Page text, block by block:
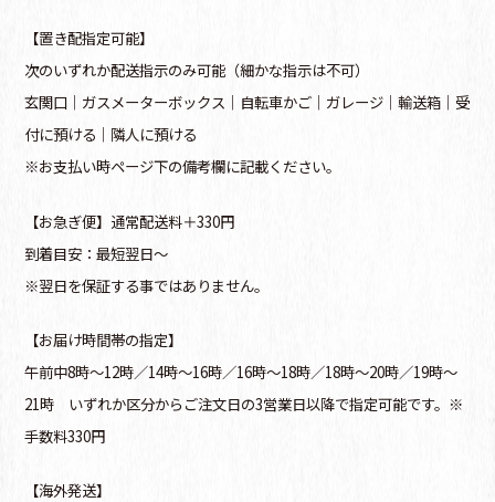
【置き配指定可能】
次のいずれか配送指示のみ可能（細かな指示は不可）
玄関口│ガスメーターボックス│自転車かご│ガレージ│輸送箱│受
付に預ける│隣人に預ける
※お支払い時ページ下の備考欄に記載ください。
【お急ぎ便】通常配送料＋330円
到着目安：最短翌日～
※翌日を保証する事ではありません。
【お届け時間帯の指定】
午前中8時～12時／14時～16時／16時～18時／18時～20時／19時～
21時 いずれか区分からご注文日の3営業日以降で指定可能です。※
手数料330円
【海外発送】